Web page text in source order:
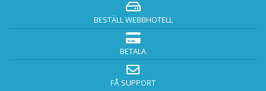
BESTÄLL WEBBHOTELL
BETALA
FÅ SUPPORT